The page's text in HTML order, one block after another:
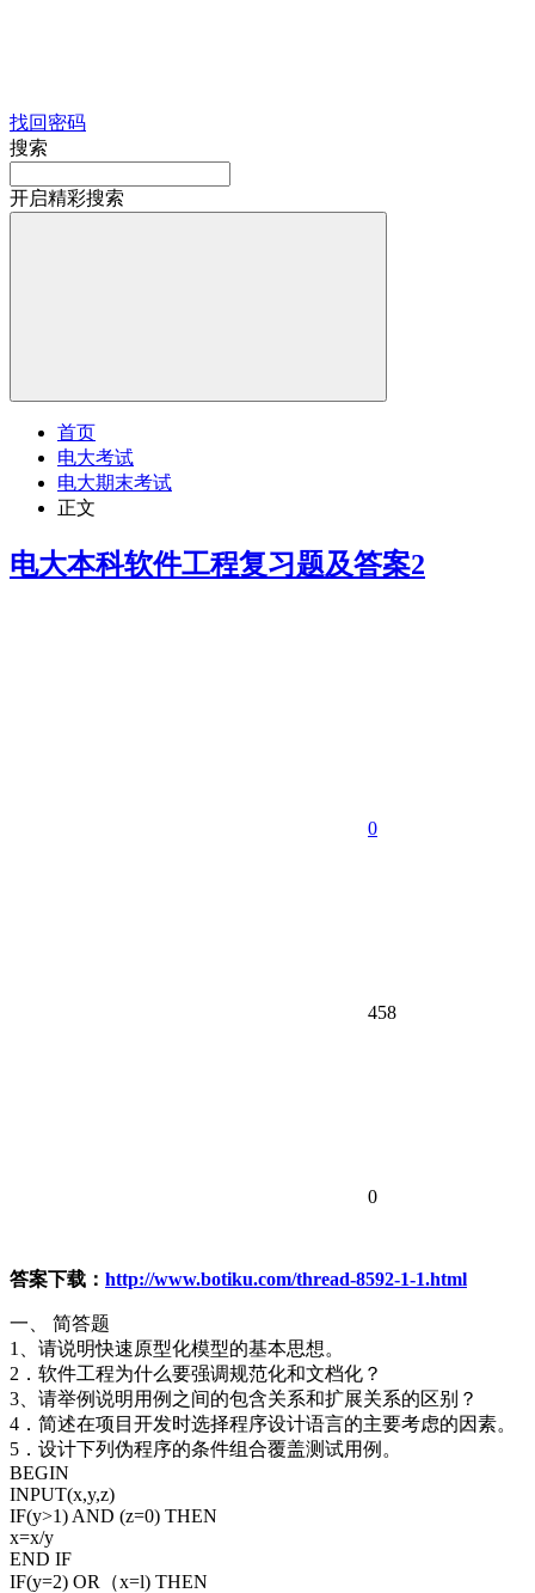
找回密码
搜索
开启精彩搜索
首页
电大考试
电大期末考试
正文
电大本科软件工程复习题及答案2
0
458
0
答案下载： http://www.botiku.com/thread-8592-1-1.html
一、 简答题
1、请说明快速原型化模型的基本思想。
2．软件工程为什么要强调规范化和文档化？
3、请举例说明用例之间的包含关系和扩展关系的区别？
4．简述在项目开发时选择程序设计语言的主要考虑的因素。
5．设计下列伪程序的条件组合覆盖测试用例。
BEGIN
INPUT(x,y,z)
IF(y>1) AND (z=0) THEN
x=x/y
END IF
IF(y=2) OR（x=l) THEN